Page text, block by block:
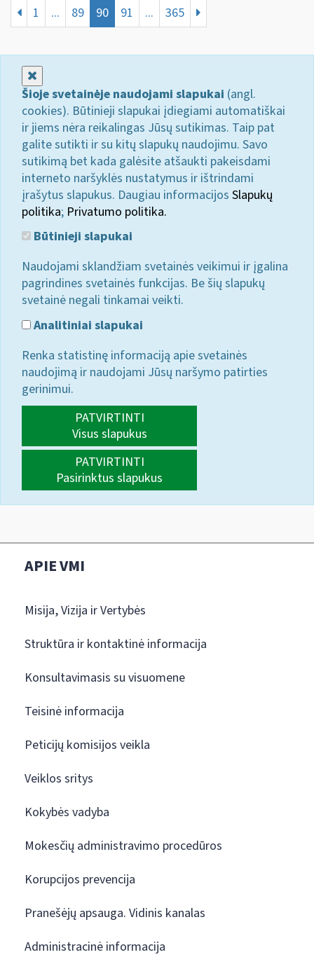
1 ... 89 90 91 ... 365
Šioje svetainėje naudojami slapukai (angl.
cookies). Būtinieji slapukai įdiegiami automatiškai
ir jiems nėra reikalingas Jūsų sutikimas. Taip pat
galite sutikti ir su kitų slapukų naudojimu. Savo
sutikimą bet kada galėsite atšaukti pakeisdami
interneto naršyklės nustatymus ir ištrindami
įrašytus slapukus. Daugiau informacijos Slapukų
politika; Privatumo politika.
Būtinieji slapukai
Naudojami sklandžiam svetainės veikimui ir įgalina
pagrindines svetainės funkcijas. Be šių slapukų
svetainė negali tinkamai veikti.
Analitiniai slapukai
Renka statistinę informaciją apie svetainės
naudojimą ir naudojami Jūsų naršymo patirties
gerinimui.
PATVIRTINTI
Visus slapukus
PATVIRTINTI
Pasirinktus slapukus
APIE VMI
Misija, Vizija ir Vertybės
Struktūra ir kontaktinė informacija
Konsultavimasis su visuomene
Teisinė informacija
Peticijų komisijos veikla
Veiklos sritys
Kokybės vadyba
Mokesčių administravimo procedūros
Korupcijos prevencija
Pranešėjų apsauga. Vidinis kanalas
Administracinė informacija